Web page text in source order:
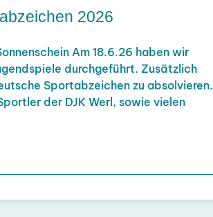
2026
Am 18.6.26 haben wir
durchgeführt. Zusätzlich
Sportabzeichen zu absolvieren.
der DJK Werl, sowie vielen